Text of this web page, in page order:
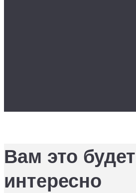
Вам это будет
интересно